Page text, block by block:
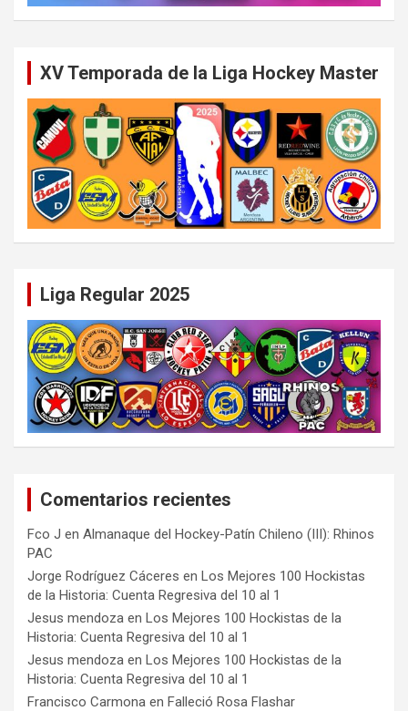
XV Temporada de la Liga Hockey Master
Liga Regular 2025
Comentarios recientes
Fco J en Almanaque del Hockey-Patín Chileno (III): Rhinos
PAC
Jorge Rodríguez Cáceres en Los Mejores 100 Hockistas
de la Historia: Cuenta Regresiva del 10 al 1
Jesus mendoza en Los Mejores 100 Hockistas de la
Historia: Cuenta Regresiva del 10 al 1
Jesus mendoza en Los Mejores 100 Hockistas de la
Historia: Cuenta Regresiva del 10 al 1
Francisco Carmona en Falleció Rosa Flashar